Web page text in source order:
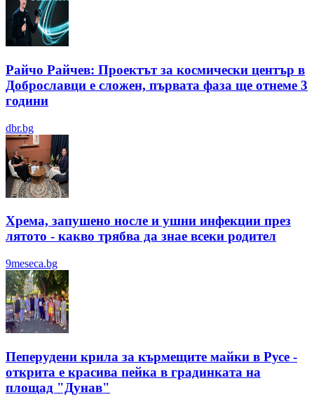
Райчо Райчев: Проектът за космически център в
Доброславци е сложен, първата фаза ще отнеме 3
години
dbr.bg
Хрема, запушено носле и ушни инфекции през
лятотo - какво трябва да знае всеки родител
9meseca.bg
Пеперудени крила за кърмещите майки в Русе -
открита е красива пейка в градинката на
площад "Дунав"